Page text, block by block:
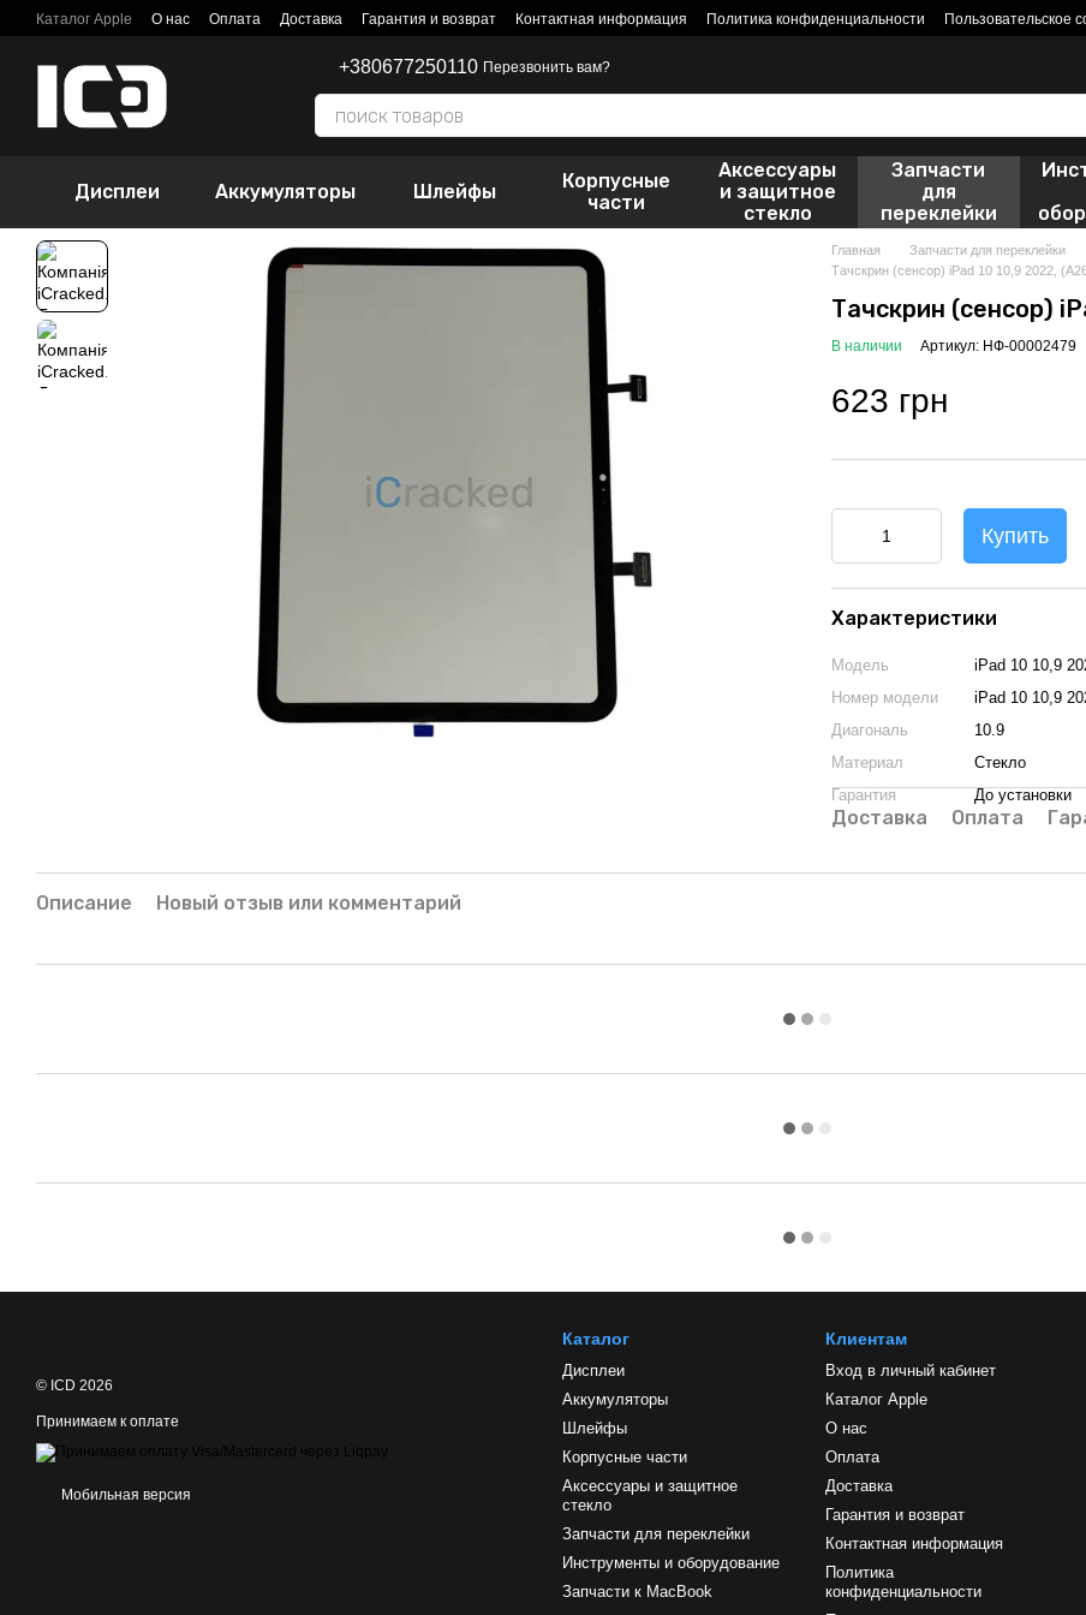
Перейти к основному контенту
Каталог Apple О нас Оплата Доставка Гарантия и возврат Контактная информация Политика конфиденциальности Пользовательское
+380677250110 Перезвонить вам?
Дисплеи Аккумуляторы Шлейфы
Корпусные
части
Аксессуары
и защитное
стекло
Запчасти
для
переклейки
Главная Запчасти для переклейки
Тачскрин (сенсор) iPad 10 10,9 2022,
Тачскрин (сенсор)
В наличии Артикул: НФ-00002479
623 грн
Купить
Характеристики
Модель
iPad 10 10,9
Номер модели
iPad 10 10,9
Диагональ
10.9
Материал
Стекло
Гарантия
До установки
Доставка Оплата
Описание Новый отзыв или комментарий
© ICD 2026
Принимаем к оплате
Мобильная версия
Каталог
Дисплеи
Аккумуляторы
Шлейфы
Корпусные части
Аксессуары и защитное
стекло
Запчасти для переклейки
Инструменты и оборудование
Запчасти к MacBook
Клиентам
Вход в личный кабинет
Каталог Apple
О нас
Оплата
Доставка
Гарантия и возврат
Контактная информация
Политика
конфиденциальности